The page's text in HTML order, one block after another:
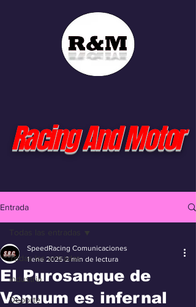
Racing And Motor
Entrada
Todas las entradas
Industria
Deporte
Todas las entradas
El Purosangue de
Venuum es infernal
SpeedRacing Comunicaciones
1 ene 2025 2 min de lectura